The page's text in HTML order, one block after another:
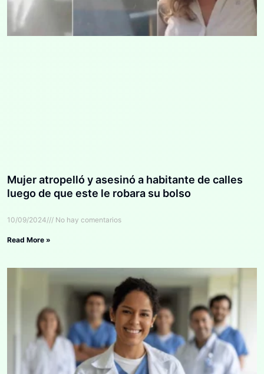
Mujer atropelló y asesinó a habitante de calles
luego de que este le robara su bolso
10/09/2024 No hay comentarios
Read More »